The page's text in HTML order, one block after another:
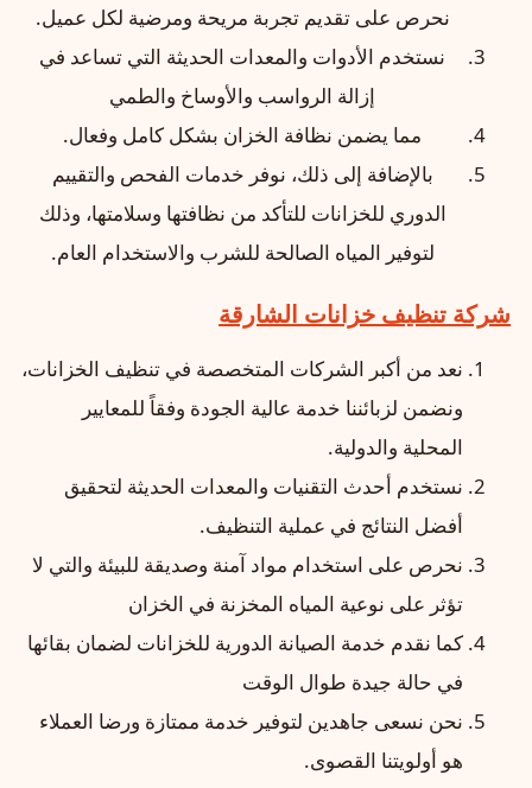
نحرص على تقديم تجربة مريحة ومرضية لكل عميل.
نستخدم الأدوات والمعدات الحديثة التي تساعد في
إزالة الرواسب والأوساخ والطمي
مما يضمن نظافة الخزان بشكل كامل وفعال.
بالإضافة إلى ذلك، نوفر خدمات الفحص والتقييم
الدوري للخزانات للتأكد من نظافتها وسلامتها، وذلك
لتوفير المياه الصالحة للشرب والاستخدام العام.
شركة تنظيف خزانات الشارقة
نعد من أكبر الشركات المتخصصة في تنظيف الخزانات،
ونضمن لزبائننا خدمة عالية الجودة وفقاً للمعايير
المحلية والدولية.
نستخدم أحدث التقنيات والمعدات الحديثة لتحقيق
أفضل النتائج في عملية التنظيف.
نحرص على استخدام مواد آمنة وصديقة للبيئة والتي لا
تؤثر على نوعية المياه المخزنة في الخزان
كما نقدم خدمة الصيانة الدورية للخزانات لضمان بقائها
في حالة جيدة طوال الوقت
نحن نسعى جاهدين لتوفير خدمة ممتازة ورضا العملاء
هو أولويتنا القصوى.